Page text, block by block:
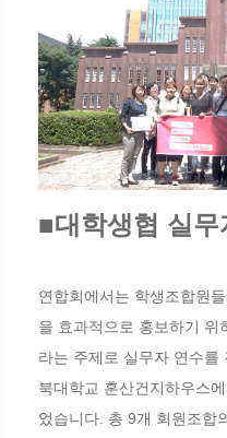
■대학생협 실
연합회에서는 학생조합원
을 효과적으로 홍보하기 위
라는 주제로 실무자 연수를
북대학교 훈산건지하우스
었습니다. 총 9개 회원조합